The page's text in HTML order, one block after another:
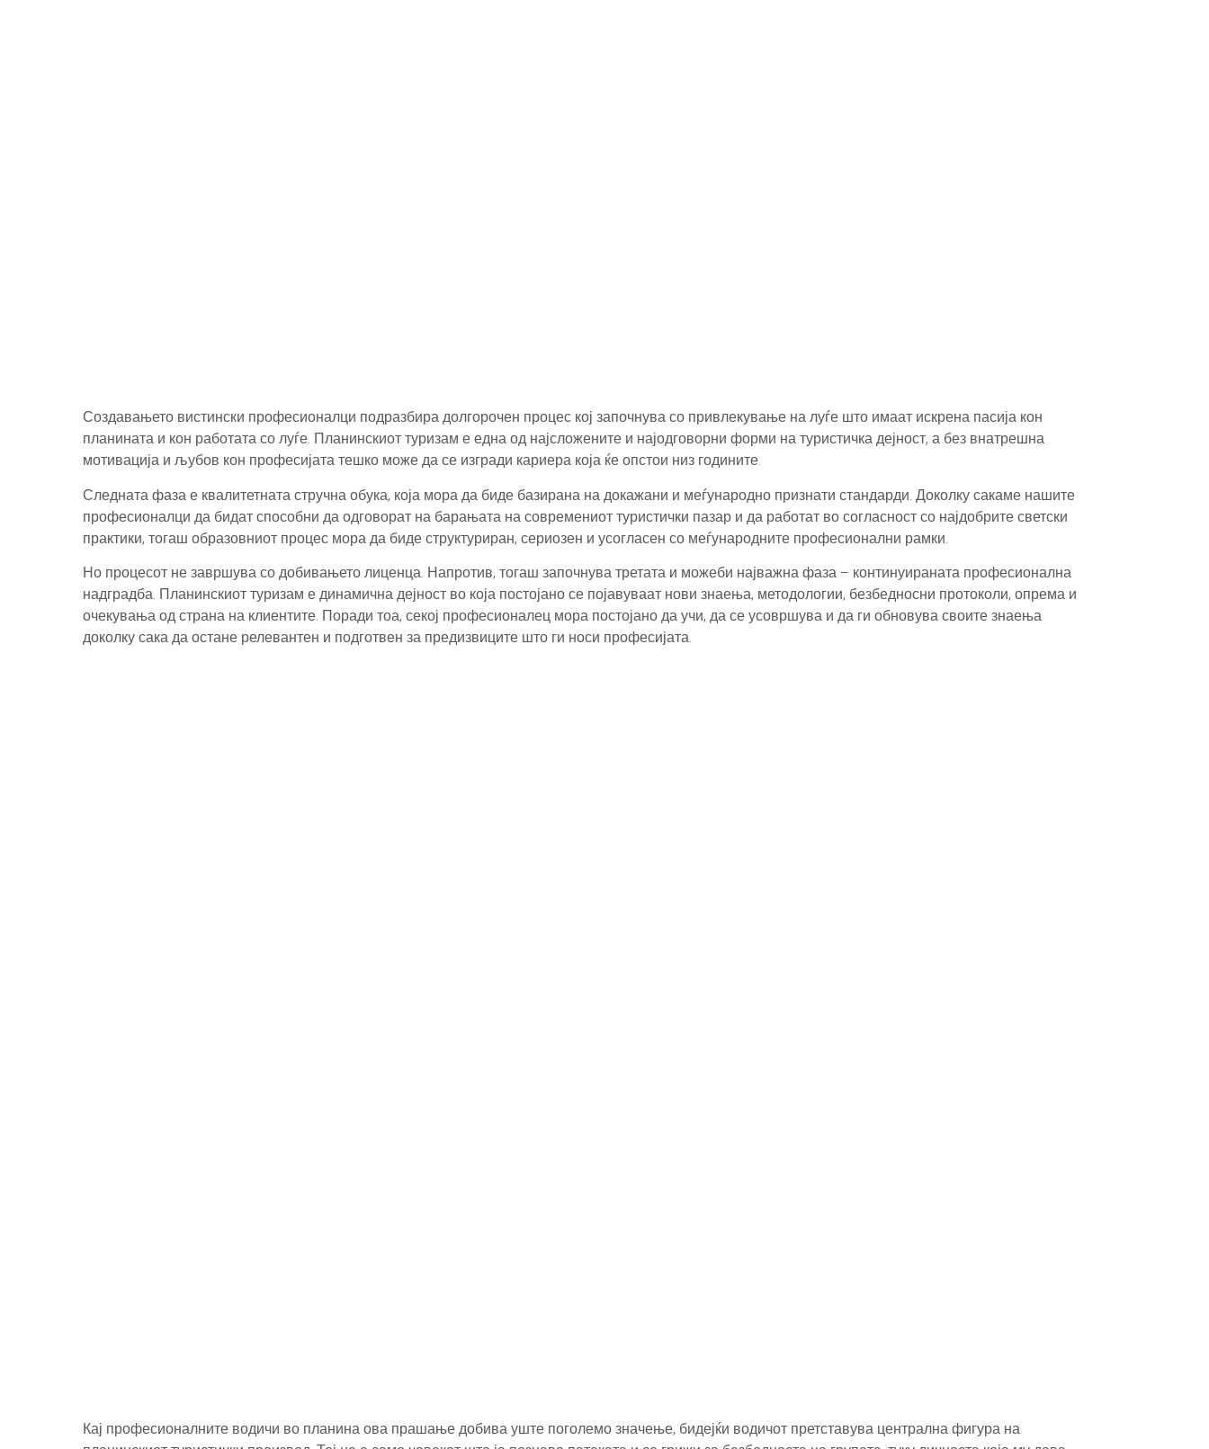
Создавањето вистински професионалци подразбира долгорочен процес кој започнува со привлекување на луѓе што имаат искрена пасија кон
планината и кон работата со луѓе. Планинскиот туризам е една од најсложените и најодговорни форми на туристичка дејност, а без внатрешна
мотивација и љубов кон професијата тешко може да се изгради кариера која ќе опстои низ годините.
Следната фаза е квалитетната стручна обука, која мора да биде базирана на докажани и меѓународно признати стандарди. Доколку сакаме нашите
професионалци да бидат способни да одговорат на барањата на современиот туристички пазар и да работат во согласност со најдобрите светски
практики, тогаш образовниот процес мора да биде структуриран, сериозен и усогласен со меѓународните професионални рамки.
Но процесот не завршува со добивањето лиценца. Напротив, тогаш започнува третата и можеби најважна фаза – континуираната професионална
надградба. Планинскиот туризам е динамична дејност во која постојано се појавуваат нови знаења, методологии, безбедносни протоколи, опрема и
очекувања од страна на клиентите. Поради тоа, секој професионалец мора постојано да учи, да се усовршува и да ги обновува своите знаења
доколку сака да остане релевантен и подготвен за предизвиците што ги носи професијата.
Кај професионалните водичи во планина ова прашање добива уште поголемо значење, бидејќи водичот претставува централна фигура на